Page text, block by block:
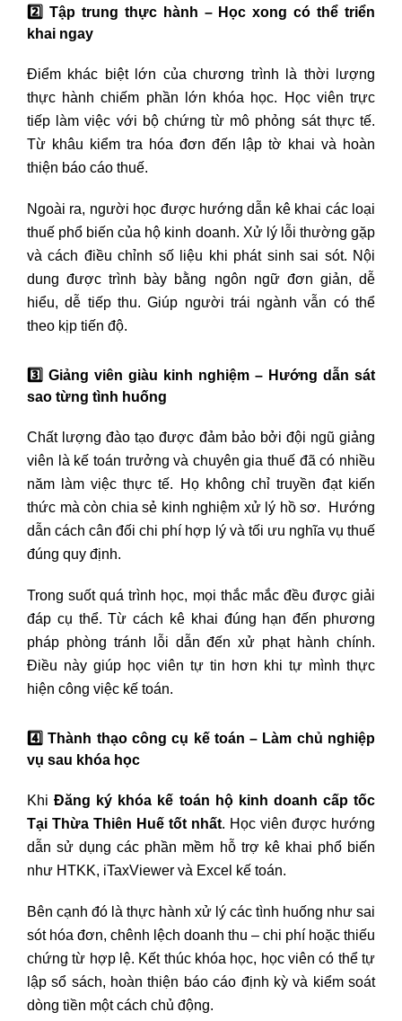
2️ Tập trung thực hành – Học xong có thể triển
khai ngay
Điểm khác biệt lớn của chương trình là thời lượng
thực hành chiếm phần lớn khóa học. Học viên trực
tiếp làm việc với bộ chứng từ mô phỏng sát thực tế.
Từ khâu kiểm tra hóa đơn đến lập tờ khai và hoàn
thiện báo cáo thuế.
Ngoài ra, người học được hướng dẫn kê khai các loại
thuế phổ biến của hộ kinh doanh. Xử lý lỗi thường gặp
và cách điều chỉnh số liệu khi phát sinh sai sót. Nội
dung được trình bày bằng ngôn ngữ đơn giản, dễ
hiểu, dễ tiếp thu. Giúp người trái ngành vẫn có thể
theo kịp tiến độ.
3️ Giảng viên giàu kinh nghiệm – Hướng dẫn sát
sao từng tình huống
Chất lượng đào tạo được đảm bảo bởi đội ngũ giảng
viên là kế toán trưởng và chuyên gia thuế đã có nhiều
năm làm việc thực tế. Họ không chỉ truyền đạt kiến
thức mà còn chia sẻ kinh nghiệm xử lý hồ sơ. Hướng
dẫn cách cân đối chi phí hợp lý và tối ưu nghĩa vụ thuế
đúng quy định.
Trong suốt quá trình học, mọi thắc mắc đều được giải
đáp cụ thể. Từ cách kê khai đúng hạn đến phương
pháp phòng tránh lỗi dẫn đến xử phạt hành chính.
Điều này giúp học viên tự tin hơn khi tự mình thực
hiện công việc kế toán.
4️ Thành thạo công cụ kế toán – Làm chủ nghiệp
vụ sau khóa học
KhiĐăng ký khóa kế toán hộ kinh doanh cấp tốc
Tại Thừa Thiên Huế tốt nhất. Học viên được hướng
dẫn sử dụng các phần mềm hỗ trợ kê khai phổ biến
như HTKK, iTaxViewer và Excel kế toán.
Bên cạnh đó là thực hành xử lý các tình huống như sai
sót hóa đơn, chênh lệch doanh thu – chi phí hoặc thiếu
chứng từ hợp lệ. Kết thúc khóa học, học viên có thể tự
lập sổ sách, hoàn thiện báo cáo định kỳ và kiểm soát
dòng tiền một cách chủ động.